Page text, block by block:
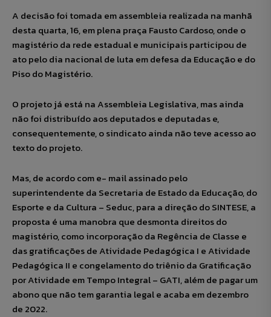
A decisão foi tomada em assembleia realizada na manhã
desta quarta, 16, em plena praça Fausto Cardoso, onde o
magistério da rede estadual e municipais participou de
ato pelo dia nacional de luta em defesa da Educação e do
Piso do Magistério.
O projeto já está na Assembleia Legislativa, mas ainda
não foi distribuído aos deputados e deputadas e,
consequentemente, o sindicato ainda não teve acesso ao
texto do projeto.
Mas, de acordo com e- mail assinado pelo
superintendente da Secretaria de Estado da Educação, do
Esporte e da Cultura – Seduc, para a direção do SINTESE, a
proposta é uma manobra que desmonta direitos do
magistério, como incorporação da Regência de Classe e
das gratificações de Atividade Pedagógica I e Atividade
Pedagógica II e congelamento do triênio da Gratificação
por Atividade em Tempo Integral – GATI, além de pagar um
abono que não tem garantia legal e acaba em dezembro
de 2022.